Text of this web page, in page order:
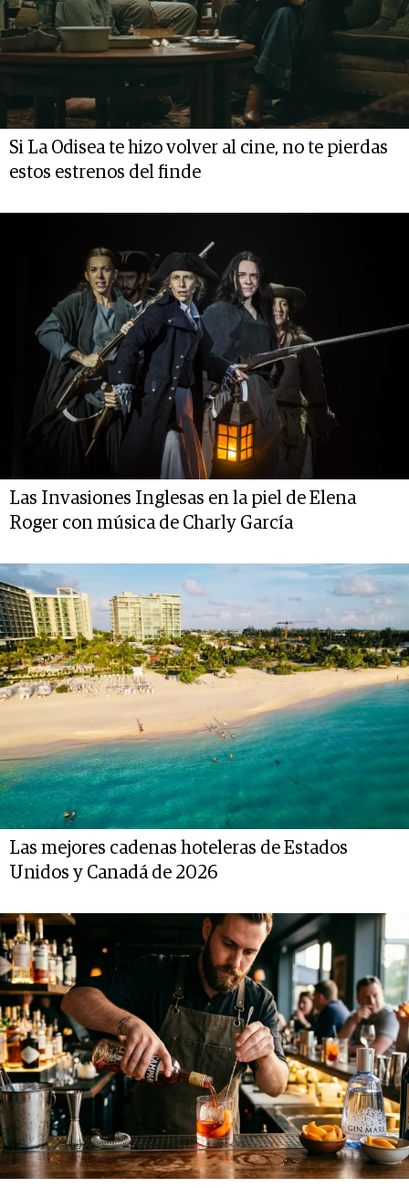
Si La Odisea te hizo volver al cine, no te pierdas
estos estrenos del finde
Las Invasiones Inglesas en la piel de Elena
Roger con música de Charly García
Las mejores cadenas hoteleras de Estados
Unidos y Canadá de 2026